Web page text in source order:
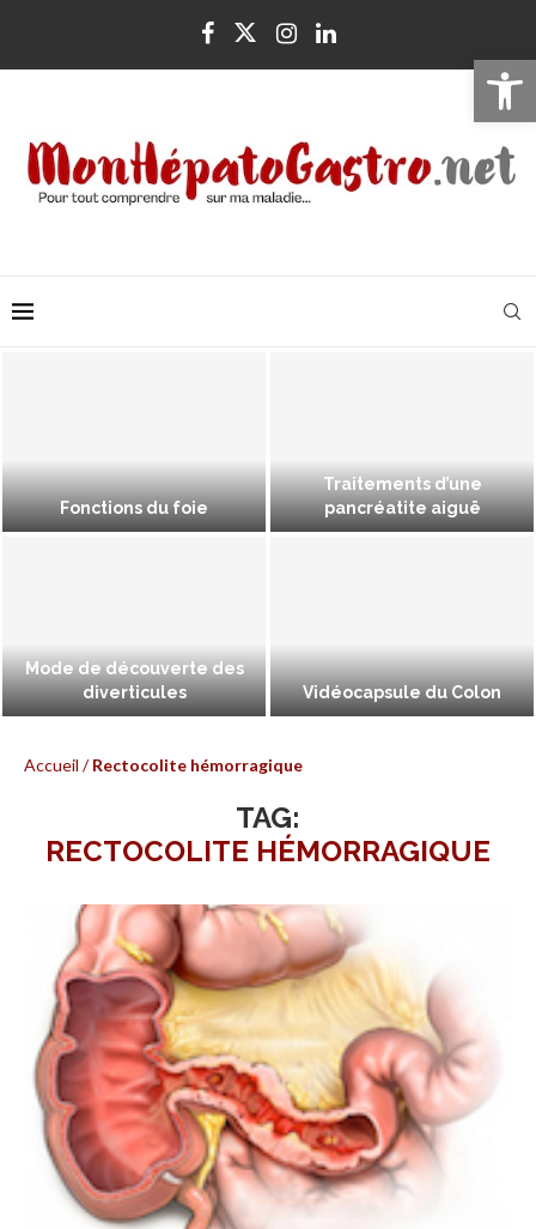
Ouvrir
Fonctions du foie
Traitements d’une
pancréatite aiguë
Mode de découverte des
diverticules
Vidéocapsule du Colon
Accueil /Rectocolite hémorragique
TAG:
RECTOCOLITE HÉMORRAGIQUE